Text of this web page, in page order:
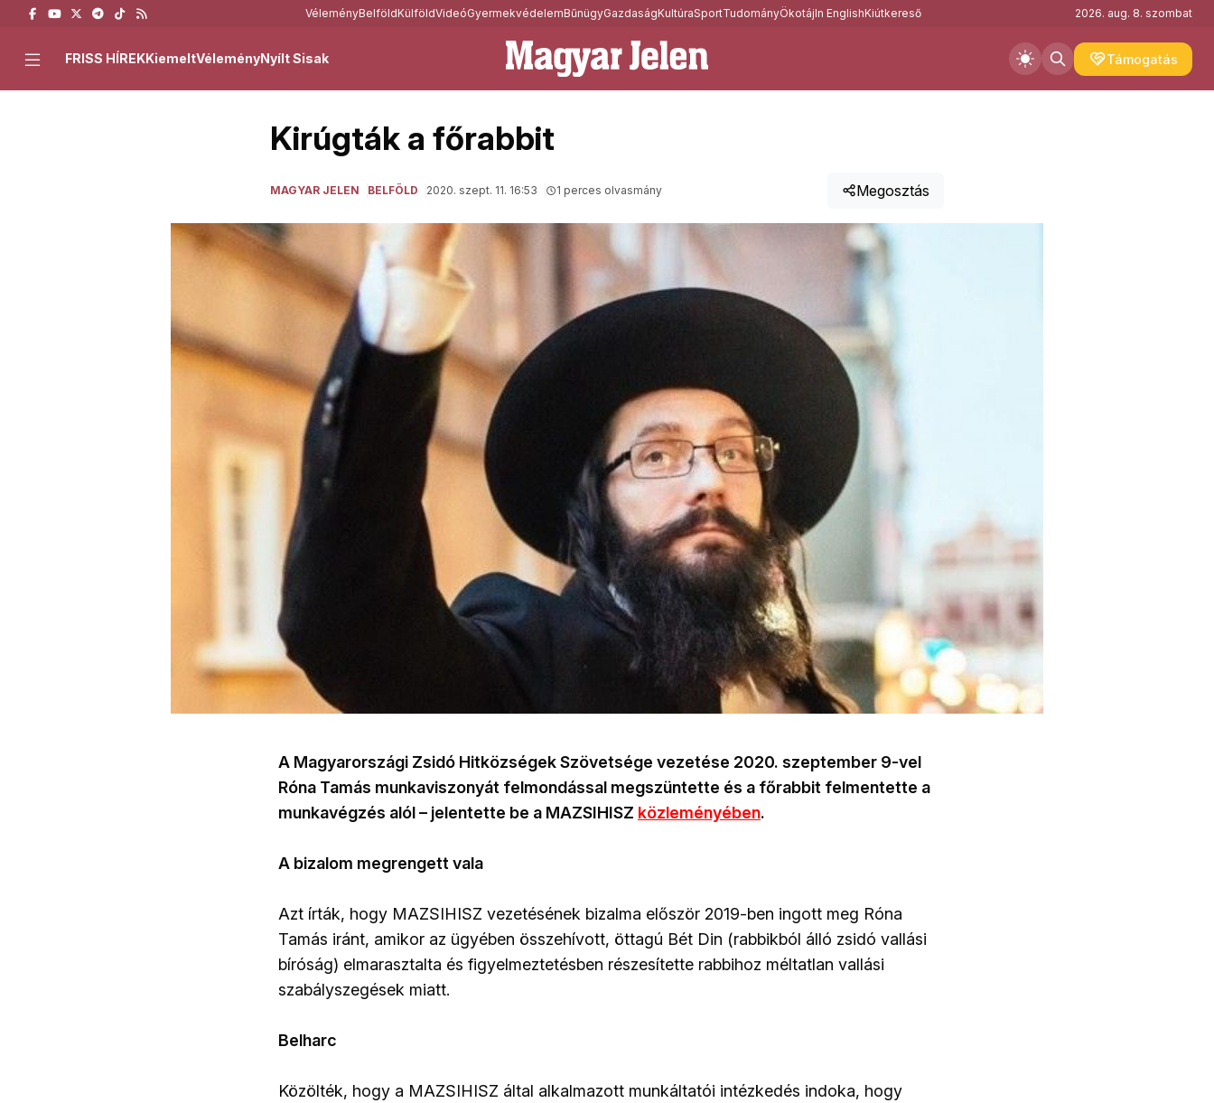
VéleményBelföldKülföldVideóGyermekvédelemBűnügyGazdaságKultúraSportTudományÖkotájIn EnglishKiútkereső 2026. aug. 8. szombat
Támogatás
FRISS HÍREKKiemeltVéleményNyílt Sisak
Kirúgták a főrabbit
MAGYAR JELEN BELFÖLD 2020. szept. 11. 16:53 1 perces olvasmány Megosztás
A Magyarországi Zsidó Hitközségek Szövetsége vezetése 2020. szeptember 9-vel
Róna Tamás munkaviszonyát felmondással megszüntette és a főrabbit felmentette a
munkavégzés alól – jelentette be a MAZSIHISZ közleményében.
A bizalom megrengett vala
Azt írták, hogy MAZSIHISZ vezetésének bizalma először 2019-ben ingott meg Róna
Tamás iránt, amikor az ügyében összehívott, öttagú Bét Din (rabbikból álló zsidó vallási
bíróság) elmarasztalta és figyelmeztetésben részesítette rabbihoz méltatlan vallási
szabályszegések miatt.
Belharc
Közölték, hogy a MAZSIHISZ által alkalmazott munkáltatói intézkedés indoka, hogy